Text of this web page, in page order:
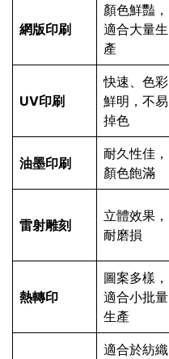
網版印刷
顏色鮮豔，
適合大量生
產
UV印刷
快速、色彩
鮮明，不易
掉色
油墨印刷
耐久性佳，
顏色飽滿
雷射雕刻
立體效果，
耐磨損
熱轉印
圖案多樣，
適合小批量
生產
適合於紡織